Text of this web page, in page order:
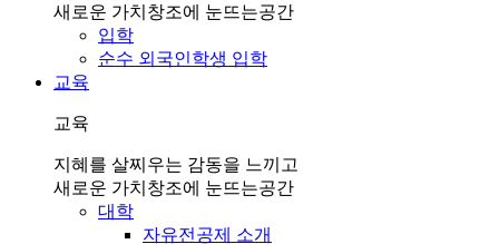
새로운 가치창조에 눈뜨는공간
입학
순수 외국인학생 입학
교육
교육
지혜를 살찌우는 감동을 느끼고
새로운 가치창조에 눈뜨는공간
대학
자유전공제 소개